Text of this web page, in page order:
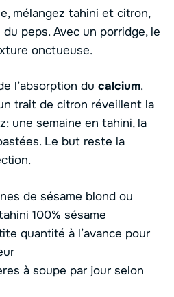
mélangez tahini et citron,
peps. Avec un porridge, le
onctueuse.
l’absorption du calcium.
trait de citron réveillent la
une semaine en tahini, la
Le but reste la
de sésame blond ou
100% sésame
quantité à l’avance pour
à soupe par jour selon